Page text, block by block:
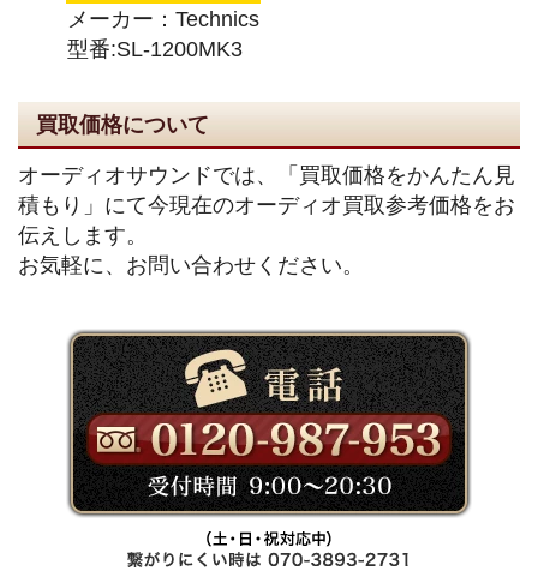
メーカー：Technics
型番:SL-1200MK3
買取価格について
オーディオサウンドでは、「買取価格をかんたん見
積もり」にて今現在のオーディオ買取参考価格をお
伝えします。
お気軽に、お問い合わせください。